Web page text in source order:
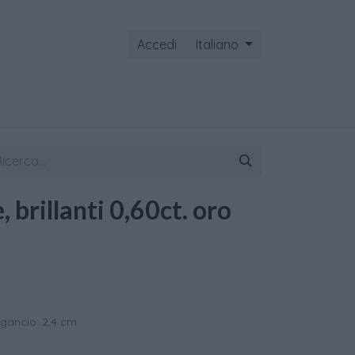
Accedi Italiano
brillanti 0,60ct. oro
2,4 cm.